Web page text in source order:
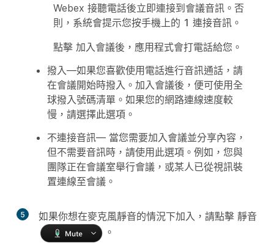
Webex 接聽電話後立即連接到會議音訊。否
則，系統會提示您按手機上的 1 連接音訊。
點擊 加入會議後，應用程式會打電話給您。
撥入—如果您喜歡使用電話進行音訊通話，請
在會議開始時撥入。加入會議後，便可使用全
球撥入號碼清單。如果您的網路連線速度較
慢，請選擇此選項。
不連接音訊— 當您需要加入會議並分享內容，
但不需要音訊時，請使用此選項。例如，您與
團隊正在會議室舉行會議，或某人已從視訊裝
置連線至會議。
5 如果你想在麥克風靜音的情況下加入，請點擊 靜音
。